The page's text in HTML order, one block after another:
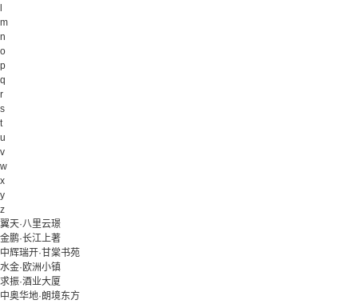
m
n
o
p
q
r
s
t
u
v
w
x
y
z
翼天·八里云璟
金鹏·长江上著
中辉瑞开·甘棠书苑
水金·欧洲小镇
求振·酒业大厦
中奥华地·朗境东方